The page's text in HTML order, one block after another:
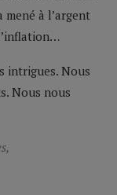
mené à l’argent
intrigues. Nous
Nous nous